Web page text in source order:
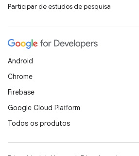
Participar de estudos de pesquisa
Android
Chrome
Firebase
Google Cloud Platform
Todos os produtos